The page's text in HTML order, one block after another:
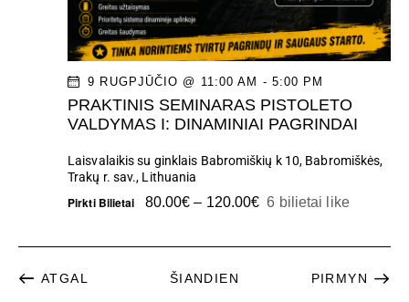
T
I
O
N
PRAKTINIS SEMINARAS PISTOLETO
VALDYMAS I: DINAMINIAI PAGRINDAI
9 RUGPJŪČIO @ 11:00 AM - 5:00 PM
Laisvalaikis su ginklais Babromiškių k 10, Babromiškės,
Trakų r. sav., Lithuania
Pirkti Bilietai 80.00€ – 120.00€ 6 bilietai like
ATGAL ŠIANDIEN
PIRMYN